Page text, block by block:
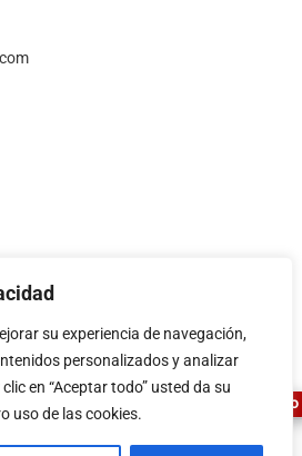
su experiencia de navegación,
personalizados y analizar
en “Aceptar todo” usted da su
uso de las cookies.
ASESOR FERRETERO